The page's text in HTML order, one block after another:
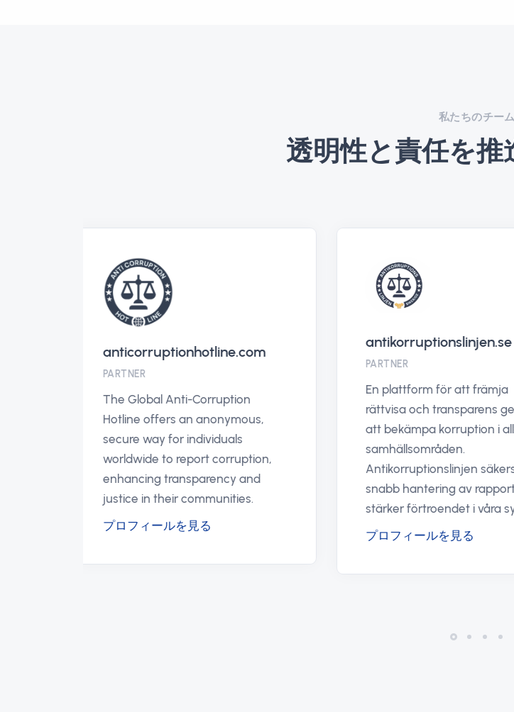
私たちのチーム
透明性と責任を推
anticorruptionhotline.com
PARTNER
The Global Anti-Corruption
Hotline offers an anonymous,
secure way for individuals
worldwide to report corruption,
enhancing transparency and
justice in their communities.
プロフィールを見る
PARTNER
En plattform för att
rättvisa och
att bekämpa korruption
samhällsområden.
Antikorruptionslinjen
snabb hantering av
stärker förtroendet i
プロフィールを見る